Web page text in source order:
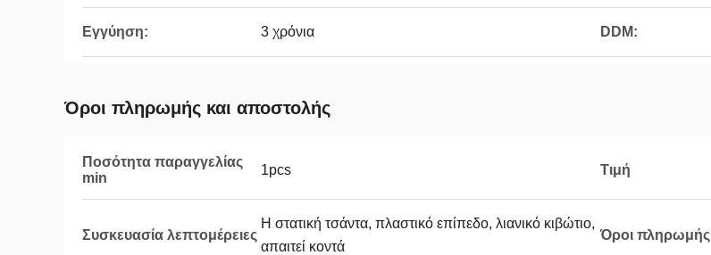
Εγγύηση: 3 χρόνια DDM:
Όροι πληρωμής και αποστολής
Ποσότητα παραγγελίας
min
1pcs Τιμή
Συσκευασία λεπτομέρειες
Η στατική τσάντα, πλαστικό επίπεδο, λιανικό κιβώτιο,
απαιτεί κοντά
Όροι πληρωμής